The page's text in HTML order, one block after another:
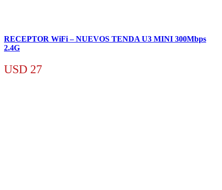
RECEPTOR WiFi – NUEVOS TENDA U3 MINI 300Mbps
2.4G
USD 27